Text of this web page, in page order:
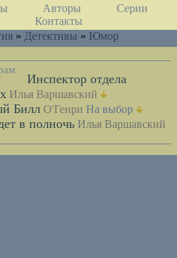
Авторы
Серии
Контакты
» Детективы » Юмор
Инспектор отдела
Илья Варшавский
Билл О'Генри На выбор
в полночь Илья Варшавский